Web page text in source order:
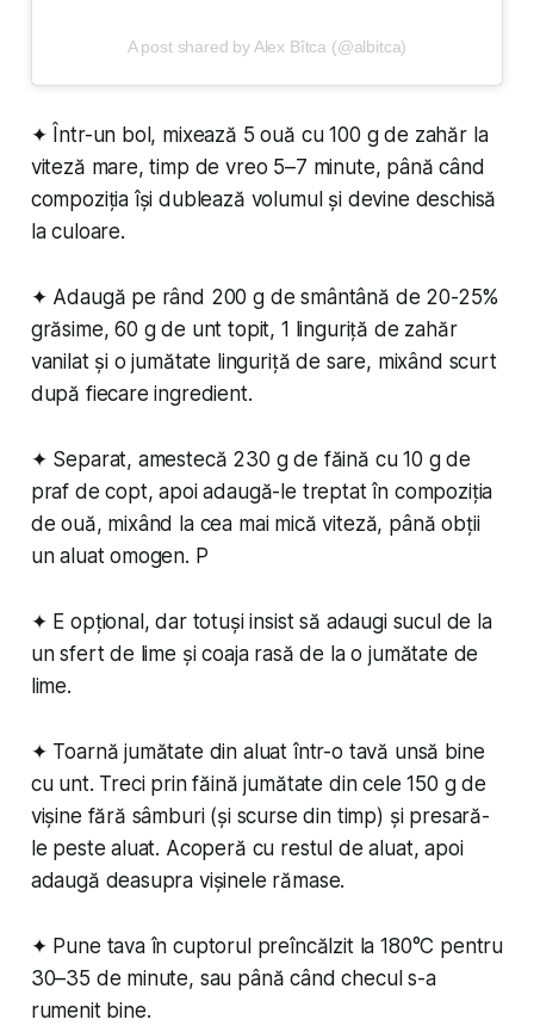
A post shared by Alex Bîtca (@albitca)
✦ Într-un bol, mixează 5 ouă cu 100 g de zahăr la
viteză mare, timp de vreo 5–7 minute, până când
compoziția își dublează volumul și devine deschisă
la culoare.
✦ Adaugă pe rând 200 g de smântână de 20-25%
grăsime, 60 g de unt topit, 1 linguriță de zahăr
vanilat și o jumătate linguriță de sare, mixând scurt
după fiecare ingredient.
✦ Separat, amestecă 230 g de făină cu 10 g de
praf de copt, apoi adaugă-le treptat în compoziția
de ouă, mixând la cea mai mică viteză, până obții
un aluat omogen. P
✦ E opțional, dar totuși insist să adaugi sucul de la
un sfert de lime și coaja rasă de la o jumătate de
lime.
✦ Toarnă jumătate din aluat într-o tavă unsă bine
cu unt. Treci prin făină jumătate din cele 150 g de
vișine fără sâmburi (și scurse din timp) și presară-
le peste aluat. Acoperă cu restul de aluat, apoi
adaugă deasupra vișinele rămase.
✦ Pune tava în cuptorul preîncălzit la 180°C pentru
30–35 de minute, sau până când checul s-a
rumenit bine.